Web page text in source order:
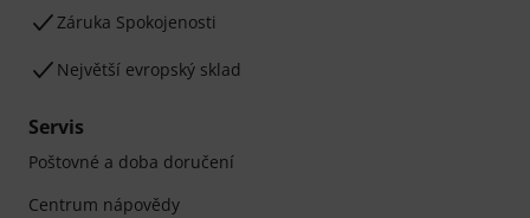
Záruka Spokojenosti
Největší evropský sklad
Servis
Poštovné a doba doručení
Centrum nápovědy